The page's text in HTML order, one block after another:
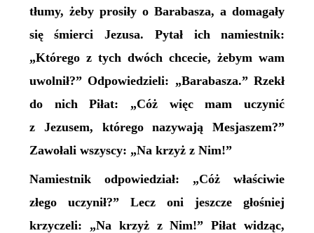
tłumy, żeby prosiły o Barabasza, a domagały
się śmierci Jezusa. Pytał ich namiestnik:
„Którego z tych dwóch chcecie, żebym wam
uwolnił?” Odpowiedzieli: „Barabasza.” Rzekł
do nich Piłat: „Cóż więc mam uczynić
z Jezusem, którego nazywają Mesjaszem?”
Zawołali wszyscy: „Na krzyż z Nim!”
Namiestnik odpowiedział: „Cóż właściwie
złego uczynił?” Lecz oni jeszcze głośniej
krzyczeli: „Na krzyż z Nim!” Piłat widząc,